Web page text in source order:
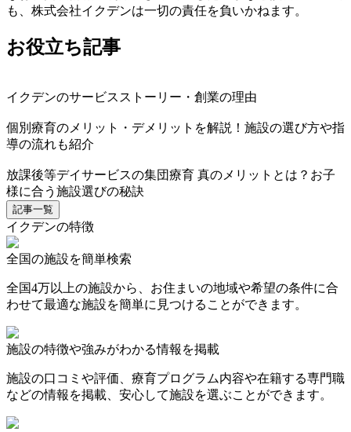
も、株式会社イクデンは一切の責任を負いかねます。
お役立ち記事
イクデンのサービスストーリー・創業の理由
個別療育のメリット・デメリットを解説！施設の選び方や指
導の流れも紹介
放課後等デイサービスの集団療育 真のメリットとは？お子
様に合う施設選びの秘訣
記事一覧
イクデンの特徴
全国の施設を簡単検索
全国4万以上の施設から、お住まいの地域や希望の条件に合
わせて最適な施設を簡単に見つけることができます。
施設の特徴や強みがわかる情報を掲載
施設の口コミや評価、療育プログラム内容や在籍する専門職
などの情報を掲載、安心して施設を選ぶことができます。